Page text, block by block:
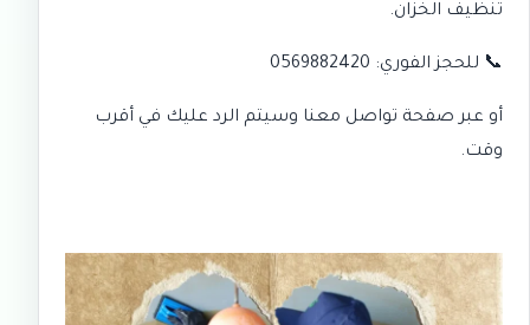
تنظيف الخزان.
📞 للحجز الفوري: 0569882420
أو عبر صفحة تواصل معنا وسيتم الرد عليك في أقرب
وقت.